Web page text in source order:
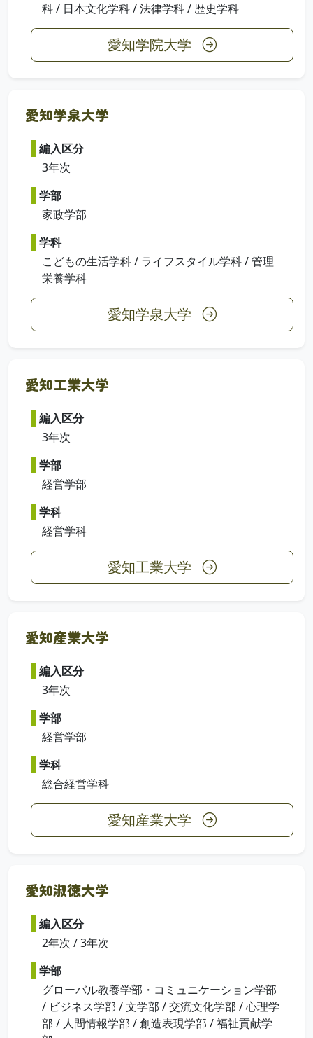
科 / 日本文化学科 / 法律学科 / 歴史学科
愛知学院大学
愛知学泉大学
編入区分
3年次
学部
家政学部
学科
こどもの生活学科 / ライフスタイル学科 / 管理
栄養学科
愛知学泉大学
愛知工業大学
編入区分
3年次
学部
経営学部
学科
経営学科
愛知工業大学
愛知産業大学
編入区分
3年次
学部
経営学部
学科
総合経営学科
愛知産業大学
愛知淑徳大学
編入区分
2年次 / 3年次
学部
グローバル教養学部・コミュニケーション学部
/ ビジネス学部 / 文学部 / 交流文化学部 / 心理学
部 / 人間情報学部 / 創造表現学部 / 福祉貢献学